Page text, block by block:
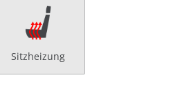
Sitzheizung